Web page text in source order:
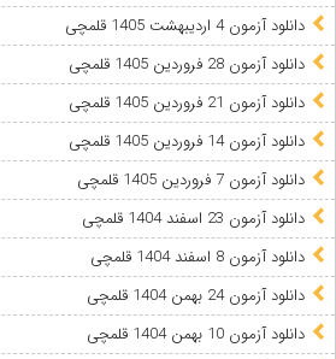
دانلود آزمون 4 اردیبهشت 1405 قلمچی
دانلود آزمون 28 فروردین 1405 قلمچی
دانلود آزمون 21 فروردین 1405 قلمچی
دانلود آزمون 14 فروردین 1405 قلمچی
دانلود آزمون 7 فروردین 1405 قلمچی
دانلود آزمون 23 اسفند 1404 قلمچی
دانلود آزمون 8 اسفند 1404 قلمچی
دانلود آزمون 24 بهمن 1404 قلمچی
دانلود آزمون 10 بهمن 1404 قلمچی